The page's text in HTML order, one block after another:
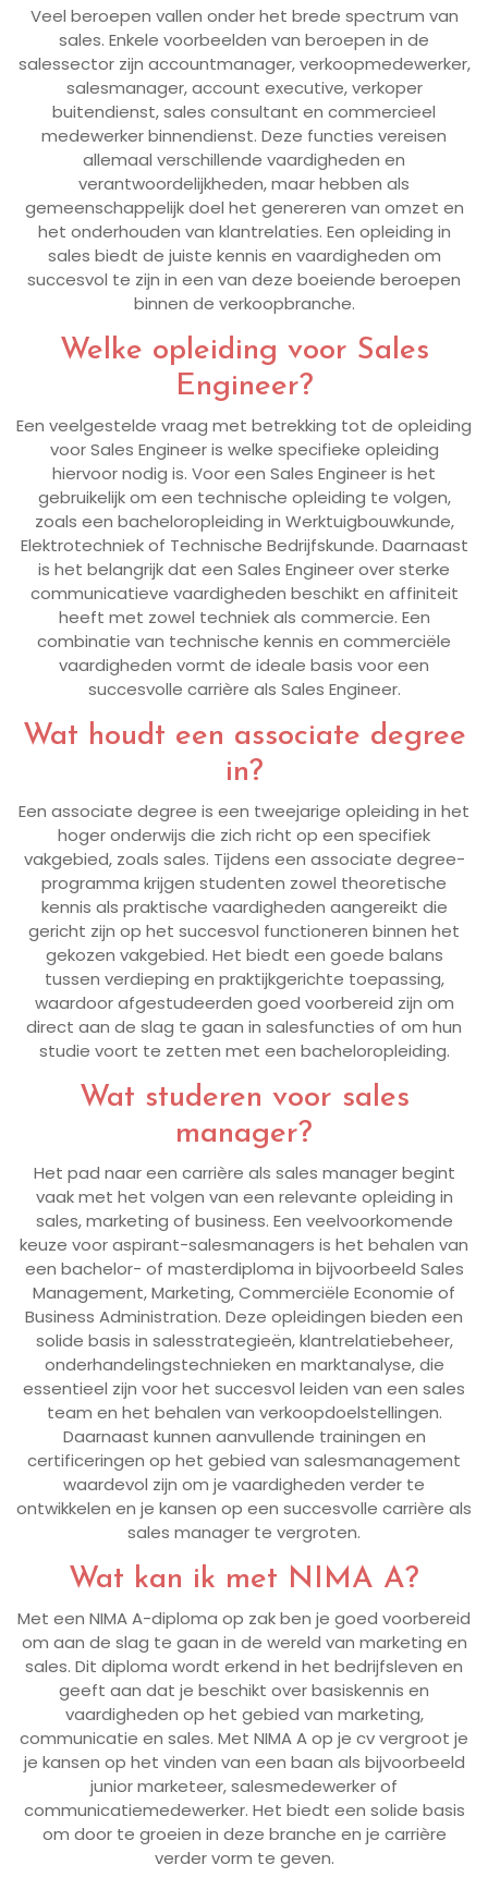
Veel beroepen vallen onder het brede spectrum van
sales. Enkele voorbeelden van beroepen in de
salessector zijn accountmanager, verkoopmedewerker,
salesmanager, account executive, verkoper
buitendienst, sales consultant en commercieel
medewerker binnendienst. Deze functies vereisen
allemaal verschillende vaardigheden en
verantwoordelijkheden, maar hebben als
gemeenschappelijk doel het genereren van omzet en
het onderhouden van klantrelaties. Een opleiding in
sales biedt de juiste kennis en vaardigheden om
succesvol te zijn in een van deze boeiende beroepen
binnen de verkoopbranche.
Welke opleiding voor Sales
Engineer?
Een veelgestelde vraag met betrekking tot de opleiding
voor Sales Engineer is welke specifieke opleiding
hiervoor nodig is. Voor een Sales Engineer is het
gebruikelijk om een technische opleiding te volgen,
zoals een bacheloropleiding in Werktuigbouwkunde,
Elektrotechniek of Technische Bedrijfskunde. Daarnaast
is het belangrijk dat een Sales Engineer over sterke
communicatieve vaardigheden beschikt en affiniteit
heeft met zowel techniek als commercie. Een
combinatie van technische kennis en commerciële
vaardigheden vormt de ideale basis voor een
succesvolle carrière als Sales Engineer.
Wat houdt een associate degree
in?
Een associate degree is een tweejarige opleiding in het
hoger onderwijs die zich richt op een specifiek
vakgebied, zoals sales. Tijdens een associate degree-
programma krijgen studenten zowel theoretische
kennis als praktische vaardigheden aangereikt die
gericht zijn op het succesvol functioneren binnen het
gekozen vakgebied. Het biedt een goede balans
tussen verdieping en praktijkgerichte toepassing,
waardoor afgestudeerden goed voorbereid zijn om
direct aan de slag te gaan in salesfuncties of om hun
studie voort te zetten met een bacheloropleiding.
Wat studeren voor sales
manager?
Het pad naar een carrière als sales manager begint
vaak met het volgen van een relevante opleiding in
sales, marketing of business. Een veelvoorkomende
keuze voor aspirant-salesmanagers is het behalen van
een bachelor- of masterdiploma in bijvoorbeeld Sales
Management, Marketing, Commerciële Economie of
Business Administration. Deze opleidingen bieden een
solide basis in salesstrategieën, klantrelatiebeheer,
onderhandelingstechnieken en marktanalyse, die
essentieel zijn voor het succesvol leiden van een sales
team en het behalen van verkoopdoelstellingen.
Daarnaast kunnen aanvullende trainingen en
certificeringen op het gebied van salesmanagement
waardevol zijn om je vaardigheden verder te
ontwikkelen en je kansen op een succesvolle carrière als
sales manager te vergroten.
Wat kan ik met NIMA A?
Met een NIMA A-diploma op zak ben je goed voorbereid
om aan de slag te gaan in de wereld van marketing en
sales. Dit diploma wordt erkend in het bedrijfsleven en
geeft aan dat je beschikt over basiskennis en
vaardigheden op het gebied van marketing,
communicatie en sales. Met NIMA A op je cv vergroot je
je kansen op het vinden van een baan als bijvoorbeeld
junior marketeer, salesmedewerker of
communicatiemedewerker. Het biedt een solide basis
om door te groeien in deze branche en je carrière
verder vorm te geven.